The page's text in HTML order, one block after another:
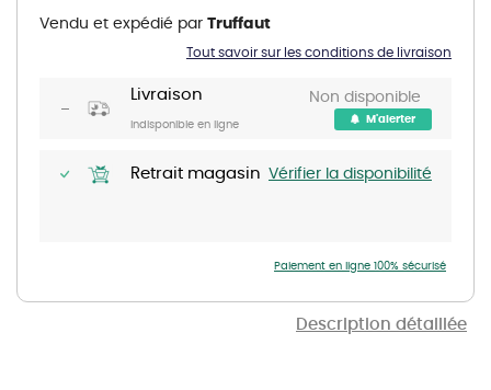
Description détaillée
beginning
Livraison
Indisponible en ligne
Non disponible
M'alerter
Retrait magasin Vérifier la disponibilité
Tout savoir sur les conditions de livraison
Vendu et expédié par Truffaut
Paiement en ligne 100% sécurisé